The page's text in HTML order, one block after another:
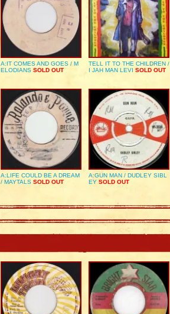
A:IT COMES AND GOES / M
ELODIANS SOLD OUT
TELL IT TO THE CHILDREN /
I JAH MAN LEVI SOLD OUT
A:LIFE COULD BE A DREAM
/ MAYTALS SOLD OUT
A:GUN MAN / DUDLEY SIBL
EY SOLD OUT